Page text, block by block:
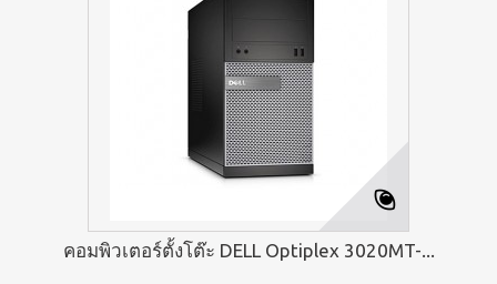
คอมพิวเตอร์ตั้งโต๊ะ DELL Optiplex 3020MT-...